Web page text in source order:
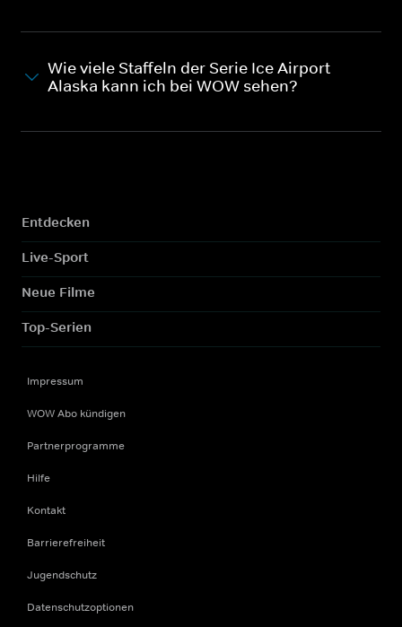
Wie viele Staffeln der Serie Ice Airport
Alaska kann ich bei WOW sehen?
Entdecken
Live-Sport
Neue Filme
Top-Serien
Impressum
WOW Abo kündigen
Partnerprogramme
Hilfe
Kontakt
Barrierefreiheit
Jugendschutz
Datenschutzoptionen